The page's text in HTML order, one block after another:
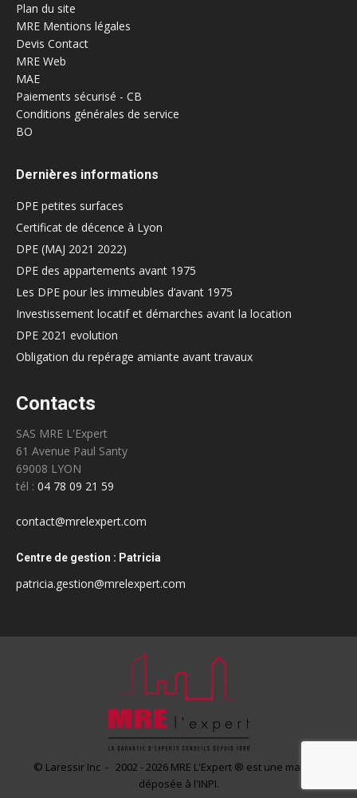
Plan du site
MRE Mentions légales
Devis Contact
MRE Web
MAE
Paiements sécurisé - CB
Conditions générales de service
BO
Dernières informations
DPE petites surfaces
Certificat de décence à Lyon
DPE (MAJ 2021 2022)
DPE des appartements avant 1975
Les DPE pour les immeubles d’avant 1975
Investissement locatif et démarches avant la location
DPE 2021 evolution
Obligation du repérage amiante avant travaux
Contacts
SAS MRE L'Expert
61 Avenue Paul Santy
69008 LYON
tél : 04 78 09 21 59
contact@mrelexpert.com
Centre de gestion : Patricia
patricia.gestion@mrelexpert.com
© Laressir Inc - 2002 - 2026 MRE L'Expert ® est une marque
déposée à l'INPI.